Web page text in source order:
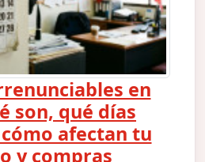
en
son, qué días
afectan tu
y compras